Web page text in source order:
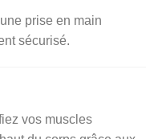
prise en main
sécurisé.
vos muscles